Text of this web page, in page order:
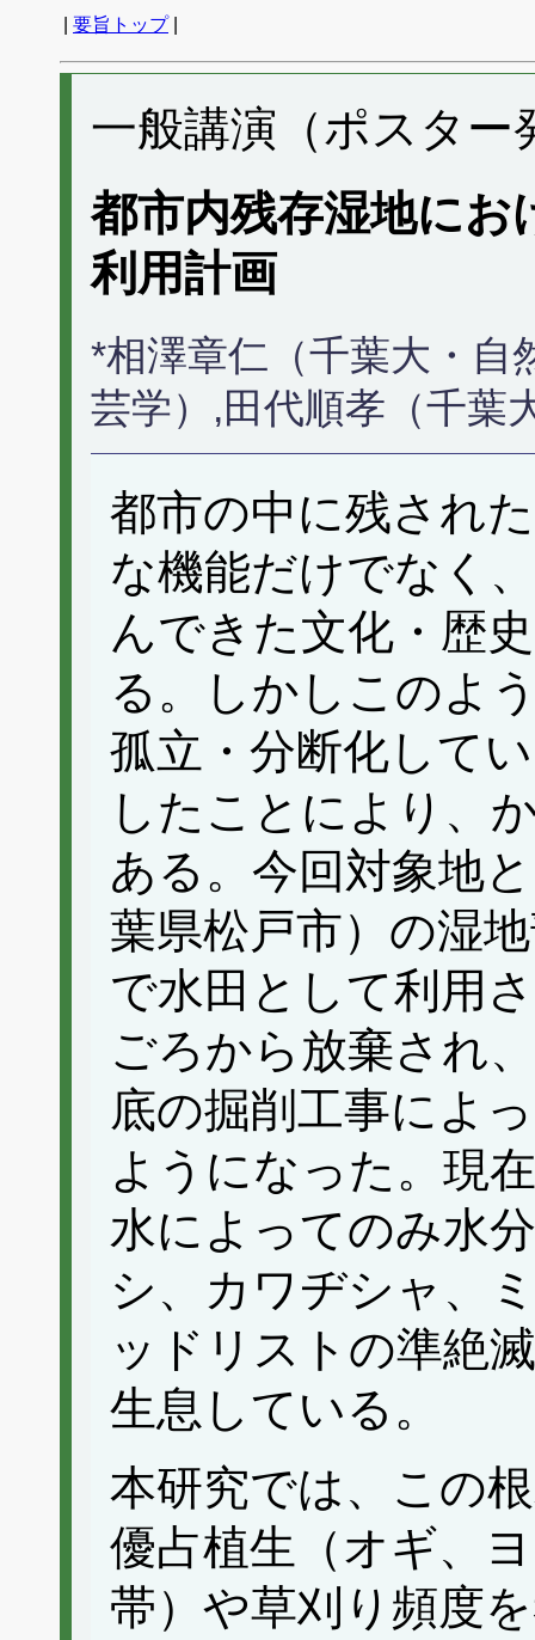
要旨トップ|
一般講演（ポスター
都市内残存湿地にお
利用計画
*相澤章仁（千葉大・自
芸学）,田代順孝（千葉
都市の中に残され
な機能だけでなく
んできた文化・歴
る。しかしこのよ
孤立・分断化して
したことにより、
ある。今回対象地
葉県松戸市）の湿
で水田として利用
ごろから放棄され
底の掘削工事によ
ようになった。現
水によってのみ水
シ、カワヂシャ、
ッドリストの準絶
生息している。
本研究では、この
優占植生（オギ、
帯）や草刈り頻度